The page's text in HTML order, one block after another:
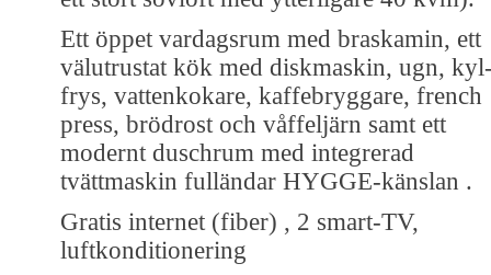
Ett öppet vardagsrum med braskamin, ett
välutrustat kök med diskmaskin, ugn,
frys, vattenkokare, kaffebryggare, french
press, brödrost och våffeljärn samt ett
modernt duschrum med integrerad
tvättmaskin fulländar HYGGE-känslan .
Gratis internet (fiber) , 2 smart-TV,
luftkonditionering